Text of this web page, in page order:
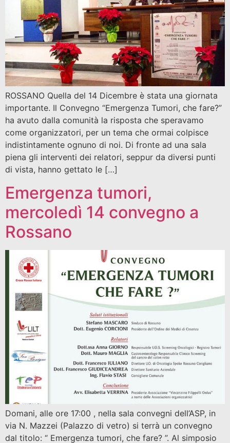
ROSSANO Quella del 14 Dicembre è stata una giornata
importante. Il Convegno “Emergenza Tumori, che fare?”
ha avuto dalla comunità la risposta che speravamo
come organizzatori, per un tema che ormai colpisce
indistintamente ognuno di noi. Di fronte ad una sala
piena gli interventi dei relatori, seppur da diversi punti
di vista, hanno gettato le […]
Emergenza tumori,
mercoledì 14 convegno a
Rossano
Domani, alle ore 17:00 , nella sala convegni dell’ASP, in
via N. Mazzei (Palazzo di vetro) si terrà un convegno
dal titolo: “ Emergenza tumori, che fare? ”. Al simposio